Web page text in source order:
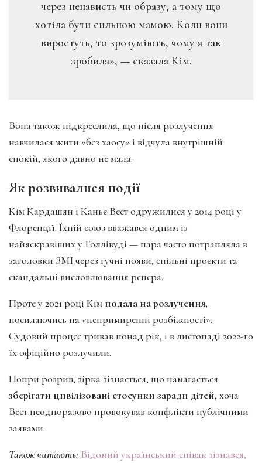
через ненависть чи образу, а тому що
хотіла бути сильною мамою. Коли вони
виростуть, то зрозуміють, чому я так
зробила», — сказала Кім.
Вона також підкреслила, що після розлучення
навчилася жити «без хаосу» і відчула внутрішній
спокій, якого давно не мала.
Як розвивалися події
Кім Кардашян і Каньє Вест одружилися у 2014 році у
Флоренції. Їхній союз вважався одним із
найяскравіших у Голлівуді — пара часто потрапляла в
заголовки ЗМІ через гучні появи, спільні проєкти та
скандальні висловлювання репера.
Проте у 2021 році Кім подала на розлучення,
посилаючись на «непримиренні розбіжності».
Судовий процес тривав понад рік, і в листопаді 2022-го
їх офіційно розлучили.
Попри розрив, зірка зізнається, що намагається
зберігати цивілізовані стосунки заради дітей, хоча
Вест неодноразово провокував конфлікти публічними
заявами.
Також читають: Відомий український співак зізнався,